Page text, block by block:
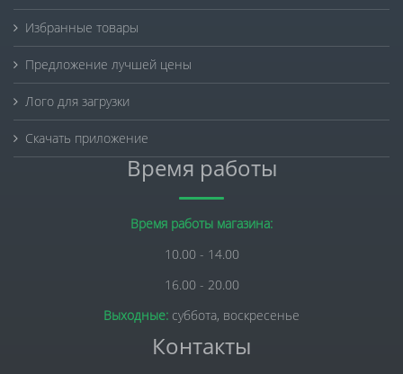
Избранные товары
Предложение лучшей цены
Лого для загрузки
Скачать приложение
Время работы
Время работы магазина:
10.00 - 14.00
16.00 - 20.00
Выходные: суббота, воскресенье
Контакты